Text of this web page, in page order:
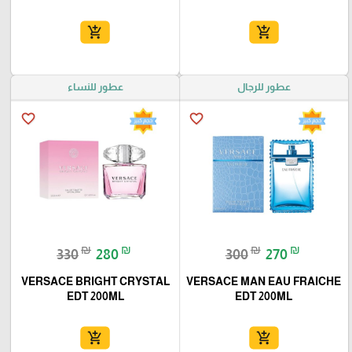
add_shopping_cart
add_shopping_cart
عطور للرجال
favorite_border
300₪ 270 ₪
VERSACE MAN EAU FRAICHE
EDT 200ML
add_shopping_cart
عطور للنساء
favorite_border
330₪ 280 ₪
VERSACE BRIGHT CRYSTAL
EDT 200ML
add_shopping_cart